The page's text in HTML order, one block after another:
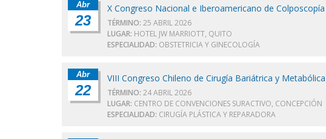
Abr
23
X Congreso Nacional e Iberoamericano de Colposcopía
TÉRMINO: 25 ABRIL 2026
LUGAR: HOTEL JW MARRIOTT, QUITO
ESPECIALIDAD: OBSTETRICIA Y GINECOLOGÍA
Abr
22
VIII Congreso Chileno de Cirugía Bariátrica y Metabólica
TÉRMINO: 24 ABRIL 2026
LUGAR: CENTRO DE CONVENCIONES SURACTIVO, CONCEPCIÓN
ESPECIALIDAD: CIRUGÍA PLÁSTICA Y REPARADORA